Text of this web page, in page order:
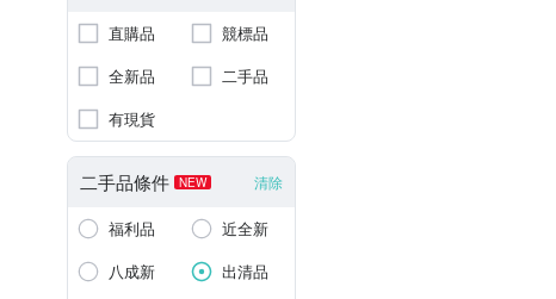
直購品
競標品
全新品
二手品
有現貨
二手品條件 NEW 清除
福利品
近全新
八成新
出清品